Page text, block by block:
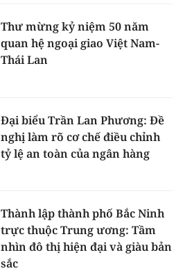
Thư mừng kỷ niệm 50 năm
quan hệ ngoại giao Việt Nam-
Thái Lan
Đại biểu Trần Lan Phương: Đề
nghị làm rõ cơ chế điều chỉnh
tỷ lệ an toàn của ngân hàng
Thành lập thành phố Bắc Ninh
trực thuộc Trung ương: Tầm
nhìn đô thị hiện đại và giàu bản
sắc